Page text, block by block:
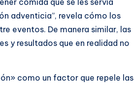
comida que se les servía
adventicia”, revela cómo los
eventos. De manera similar, las
y resultados que en realidad no
como un factor que repele las